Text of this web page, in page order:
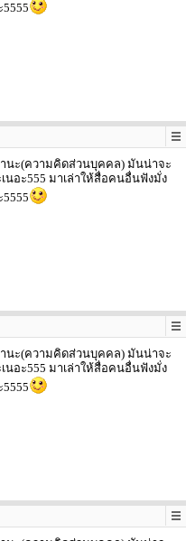
านะ(ความคิดส่วนบุคคล) มันน่าจะ
นอะ555 มาเล่าให้สื่อคนอื่นฟังมั่ง
านะ(ความคิดส่วนบุคคล) มันน่าจะ
นอะ555 มาเล่าให้สื่อคนอื่นฟังมั่ง